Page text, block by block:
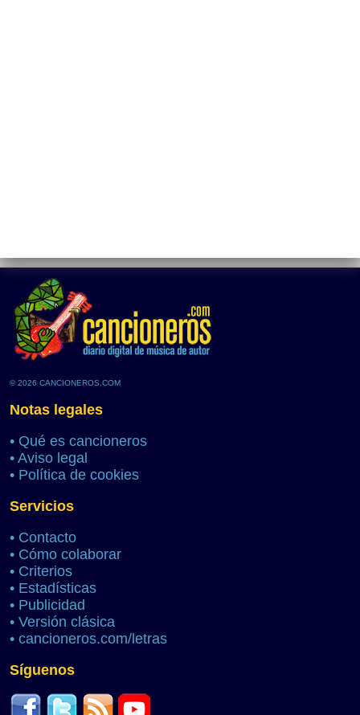
© 2026 CANCIONEROS.COM
Notas legales
• Qué es cancioneros
• Aviso legal
• Política de cookies
Servicios
• Contacto
• Cómo colaborar
• Criterios
• Estadísticas
• Publicidad
• Versión clásica
• cancioneros.com/letras
Síguenos